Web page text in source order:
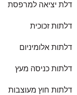
דלת יציאה למרפסת
דלתות זכוכית
דלתות אלומיניום
דלתות כניסה מעץ
דלתות חוץ מעוצבות